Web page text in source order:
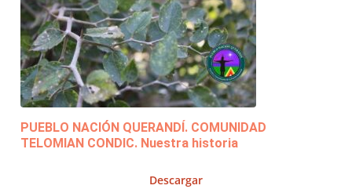
PUEBLO NACIÓN QUERANDÍ. COMUNIDAD
TELOMIAN CONDIC. Nuestra historia
Descargar